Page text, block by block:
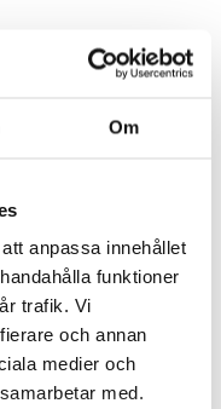
Om
anpassa innehållet
funktioner
trafik. Vi
och annan
medier och
med.
Muovihahmot
-20%